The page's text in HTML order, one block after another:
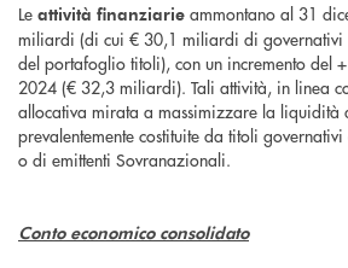
Le attività finanziarie ammontano al 31
miliardi (di cui € 30,1 miliardi di
del portafoglio titoli), con un incremento del
2024 (€ 32,3 miliardi). Tali attività, in linea
allocativa mirata a massimizzare la liquidità
prevalentemente costituite da titoli
o di emittenti Sovranazionali.
Conto economico consolidato